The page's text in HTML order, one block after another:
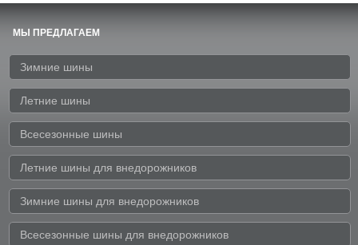
МЫ ПРЕДЛАГАЕМ
Зимние шины
Летние шины
Всесезонные шины
Летние шины для внедорожников
Зимние шины для внедорожников
Всесезонные шины для внедорожников